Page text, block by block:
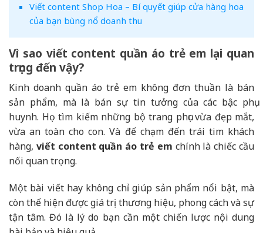
Viết content Shop Hoa – Bí quyết giúp cửa hàng hoa
của bạn bùng nổ doanh thu
Vì sao viết content quần áo trẻ em lại quan
trọng đến vậy?
Kinh doanh quần áo trẻ em không đơn thuần là bán
sản phẩm, mà là bán sự tin tưởng của các bậc phụ
huynh. Họ tìm kiếm những bộ trang phục vừa đẹp mắt,
vừa an toàn cho con. Và để chạm đến trái tim khách
hàng, viết content quần áo trẻ em chính là chiếc cầu
nối quan trọng.
Một bài viết hay không chỉ giúp sản phẩm nổi bật, mà
còn thể hiện được giá trị thương hiệu, phong cách và sự
tận tâm. Đó là lý do bạn cần một chiến lược nội dung